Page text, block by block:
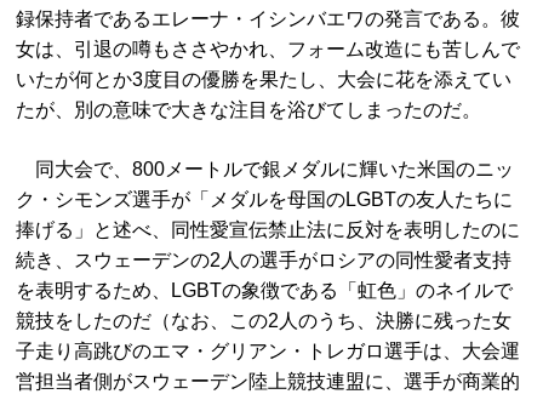
録保持者であるエレーナ・イシンバエワの発言である。彼
女は、引退の噂もささやかれ、フォーム改造にも苦しんで
いたが何とか3度目の優勝を果たし、大会に花を添えてい
たが、別の意味で大きな注目を浴びてしまったのだ。
同大会で、800メートルで銀メダルに輝いた米国のニッ
ク・シモンズ選手が「メダルを母国のLGBTの友人たちに
捧げる」と述べ、同性愛宣伝禁止法に反対を表明したのに
続き、スウェーデンの2人の選手がロシアの同性愛者支持
を表明するため、LGBTの象徴である「虹色」のネイルで
競技をしたのだ（なお、この2人のうち、決勝に残った女
子走り高跳びのエマ・グリアン・トレガロ選手は、大会運
営担当者側がスウェーデン陸上競技連盟に、選手が商業的